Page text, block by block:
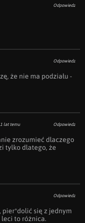
Odpowiedz
Odpowiedz
że nie ma podziału -
lat temu Odpowiedz
zrozumieć dlaczego
tylko dlatego, że
Odpowiedz
, pier*dolić się z jednym
to różnica.